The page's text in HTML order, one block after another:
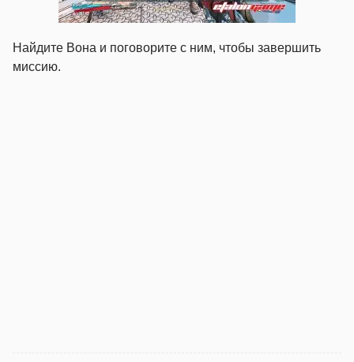
Найдите Вона и поговорите с ним, чтобы завершить
миссию.